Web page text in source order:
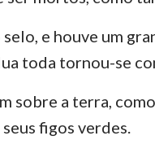
e houve um
toda tornou-se
sobre a terra,
figos verdes.